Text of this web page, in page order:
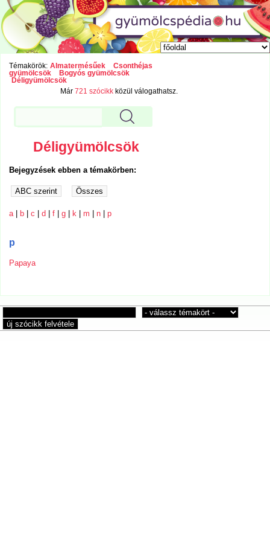
Témakörök: Almatermésűek
Csonthéjas
gyümölcsök
Bogyós gyümölcsök
Déligyümölcsök
Már721 szócikk közül válogathatsz.
Déligyümölcsök
Bejegyzések ebben a témakörben:
a |b |c |d |f |g |k |m |n |p
p
Papaya